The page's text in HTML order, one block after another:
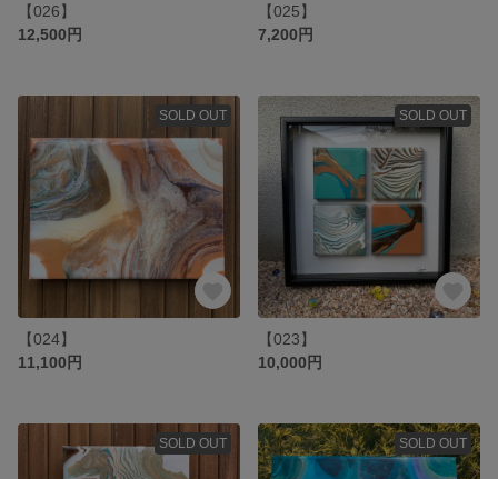
【026】
12,500円
【025】
7,200円
SOLD OUT
【024】
11,100円
SOLD OUT
【023】
10,000円
SOLD OUT SOLD OUT